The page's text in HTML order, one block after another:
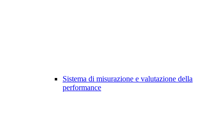
Sistema di misurazione e valutazione della
performance